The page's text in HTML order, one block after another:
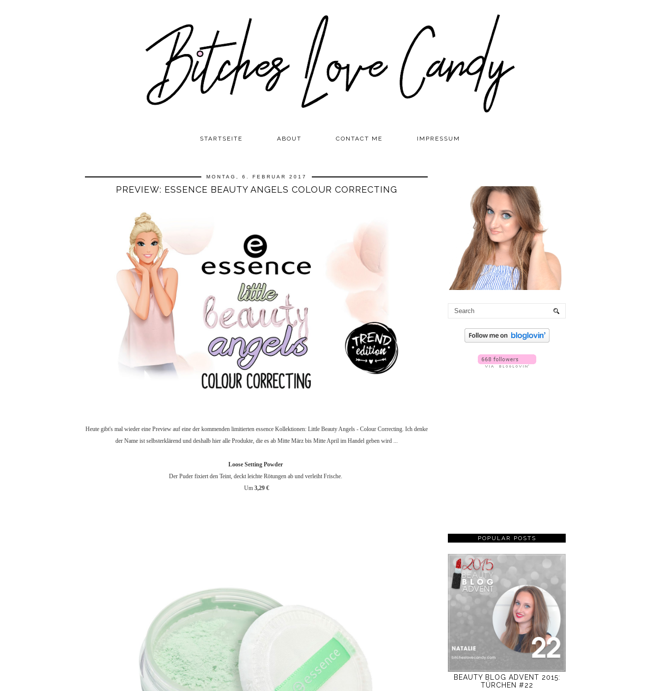
STARTSEITE ABOUT CONTACT ME IMPRESSUM
MONTAG, 6. FEBRUAR 2017
PREVIEW: ESSENCE BEAUTY ANGELS COLOUR CORRECTING
Heute gibt's mal wieder eine Preview auf eine der kommenden limitierten essence Kollektionen: Little Beauty Angels - Colour Correcting. Ich denke
der Name ist selbsterklärend und deshalb hier alle Produkte, die es ab Mitte März bis Mitte April im Handel geben wird ...
Loose Setting Powder
Der Puder fixiert den Teint, deckt leichte Rötungen ab und verleiht Frische.
Um 3,29 €
POPULAR POSTS
BEAUTY BLOG ADVENT 2015:
TÜRCHEN #22